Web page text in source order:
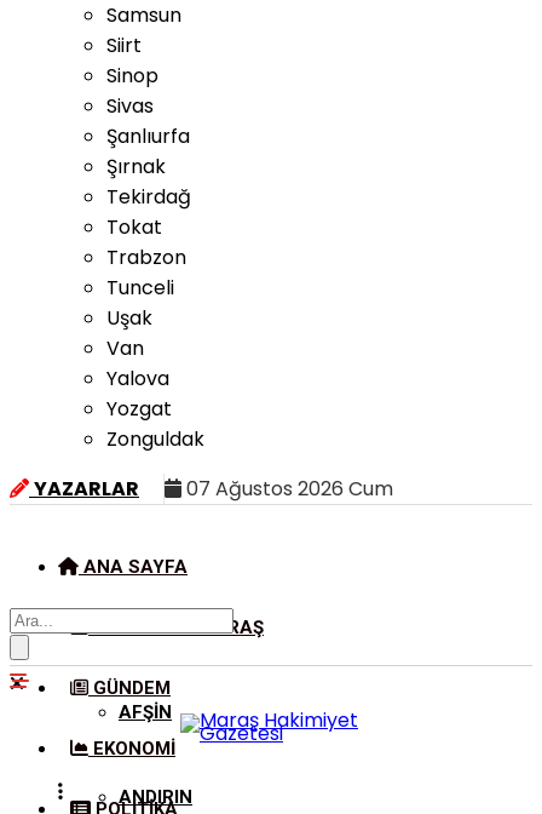
Samsun
Siirt
Sinop
Sivas
Şanlıurfa
Şırnak
Tekirdağ
Tokat
Trabzon
Tunceli
Uşak
Van
Yalova
Yozgat
Zonguldak
YAZARLAR
07 Ağustos 2026 Cum
ANA SAYFA
KAHRAMANMARAŞ
AFŞIN
ANDIRIN
GÜNDEM
EKONOMI
POLITIKA